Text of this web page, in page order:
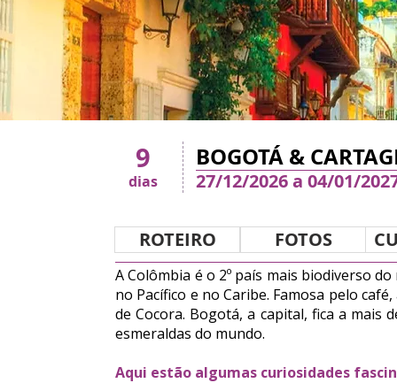
9
dias
BOGOTÁ &
27/12/2026 a 04/01/
ROTEIRO FOTOS
A Colômbia é o 2º país mais biodiverso
no Pacífico e no Caribe. Famosa pelo
de Cocora. Bogotá, a capital, fica a
esmeraldas do mundo.
Aqui estão algumas curiosidades